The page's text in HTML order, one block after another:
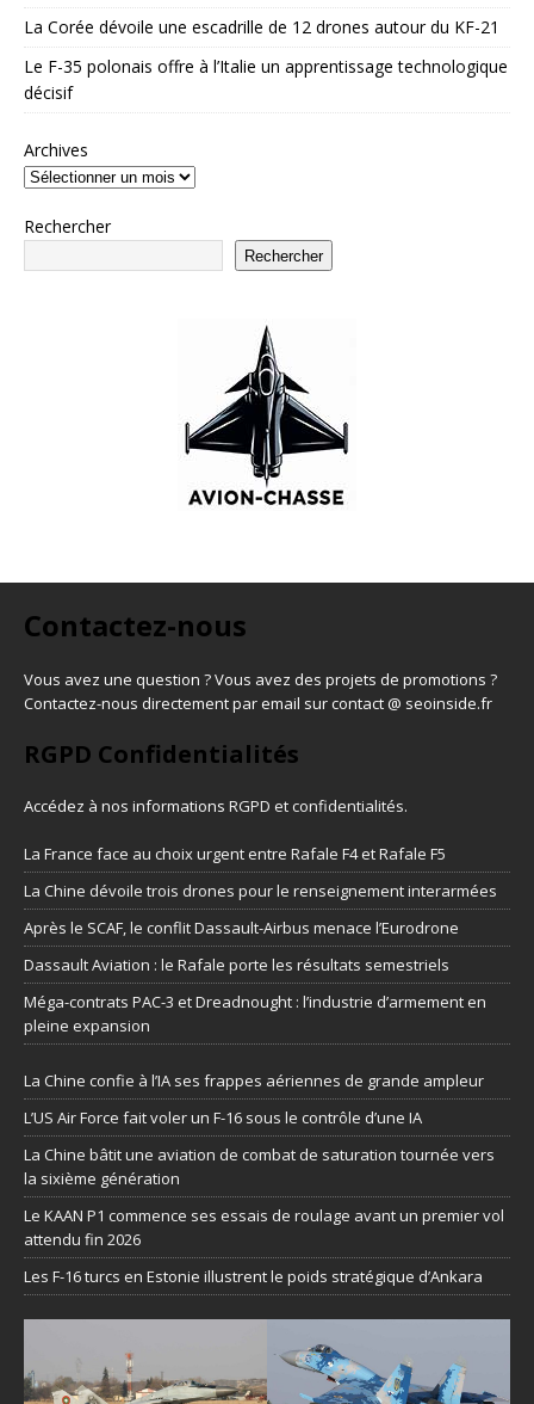
La Corée dévoile une escadrille de 12 drones autour du KF-21
Le F-35 polonais offre à l’Italie un apprentissage technologique
décisif
Archives
Rechercher
Rechercher
Contactez-nous
Vous avez une question ? Vous avez des projets de promotions ?
Contactez-nous directement par email sur contact @ seoinside.fr
RGPD Confidentialités
Accédez à nos informations RGPD et confidentialités.
La France face au choix urgent entre Rafale F4 et Rafale F5
La Chine dévoile trois drones pour le renseignement interarmées
Après le SCAF, le conflit Dassault-Airbus menace l’Eurodrone
Dassault Aviation : le Rafale porte les résultats semestriels
Méga-contrats PAC-3 et Dreadnought : l’industrie d’armement en
pleine expansion
La Chine confie à l’IA ses frappes aériennes de grande ampleur
L’US Air Force fait voler un F-16 sous le contrôle d’une IA
La Chine bâtit une aviation de combat de saturation tournée vers
la sixième génération
Le KAAN P1 commence ses essais de roulage avant un premier vol
attendu fin 2026
Les F-16 turcs en Estonie illustrent le poids stratégique d’Ankara